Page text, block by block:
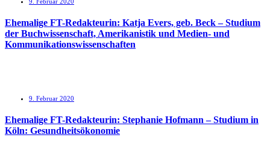
Ehemalige FT-Redakteurin: Katja Evers, geb. Beck – Studium
der Buchwissenschaft, Amerikanistik und Medien- und
Kommunikationswissenschaften
9. Februar 2020
Ehemalige FT-Redakteurin: Stephanie Hofmann – Studium in
Köln: Gesundheitsökonomie